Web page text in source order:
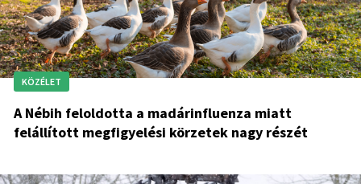
KÖZÉLET
A Nébih feloldotta a madárinfluenza miatt
felállított megfigyelési körzetek nagy részét